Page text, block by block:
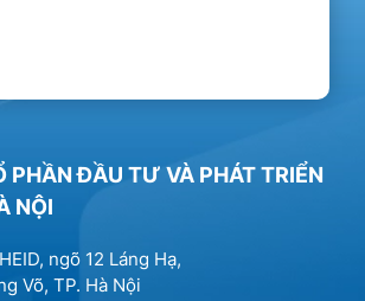
PHẦN ĐẦU TƯ VÀ PHÁT TRIỂN
NỘI
ngõ 12 Láng Hạ,
Võ, TP. Hà Nội